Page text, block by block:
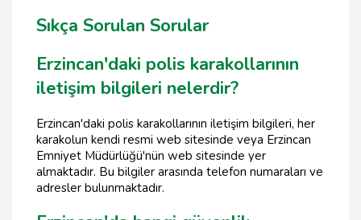
Sıkça Sorulan Sorular
Erzincan'daki polis karakollarının
iletişim bilgileri nelerdir?
Erzincan'daki polis karakollarının iletişim bilgileri, her
karakolun kendi resmi web sitesinde veya Erzincan
Emniyet Müdürlüğü'nün web sitesinde yer
almaktadır. Bu bilgiler arasında telefon numaraları ve
adresler bulunmaktadır.